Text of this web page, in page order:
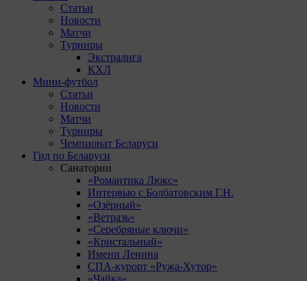
Статьи
Новости
Матчи
Турниры
Экстралига
КХЛ
Мини-футбол
Статьи
Новости
Матчи
Турниры
Чемпионат Беларуси
Гид по Беларуси
Санатории
«Романтика Люкс»
Интервью с Болбатовским Г.Н.
«Озёрный»
«Ветразь»
«Серебряные ключи»
«Кристальный»
Имени Ленина
СПА-курорт «Ружа-Хутор»
«Чайка»